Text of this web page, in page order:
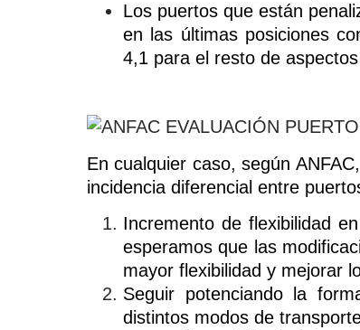
Los puertos que están
en las últimas posiciones
4,1 para el resto de
En cualquier caso, según
incidencia diferencial entre
Incremento de flexibilidad
esperamos que las
mayor flexibilidad y mejorar
Seguir potenciando la
distintos modos de